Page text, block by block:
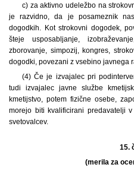
c) za aktivno udeležbo na
je razvidno, da je posameznik
dogodkih. Kot strokovni dogodek,
šteje usposabljanje,
zborovanje, simpozij, kongres,
dogodki, povezani z vsebino javnega
(4) Če je izvajalec pri
tudi izvajalec javne službe
kmetijstvo, potem fizične osebe,
morejo biti kvalificirani predavatelji
svetovalcev.
15.
(merila za